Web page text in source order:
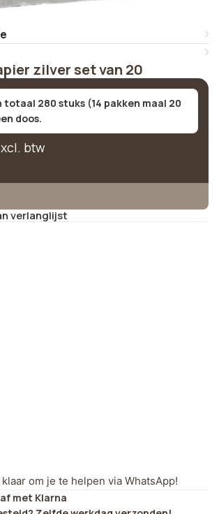
zilver set van 20
totaal 280 stuks (14 pakken maal 20
doos.
btw
verlanglijst
klaar om je te helpen via WhatsApp!
met Klarna